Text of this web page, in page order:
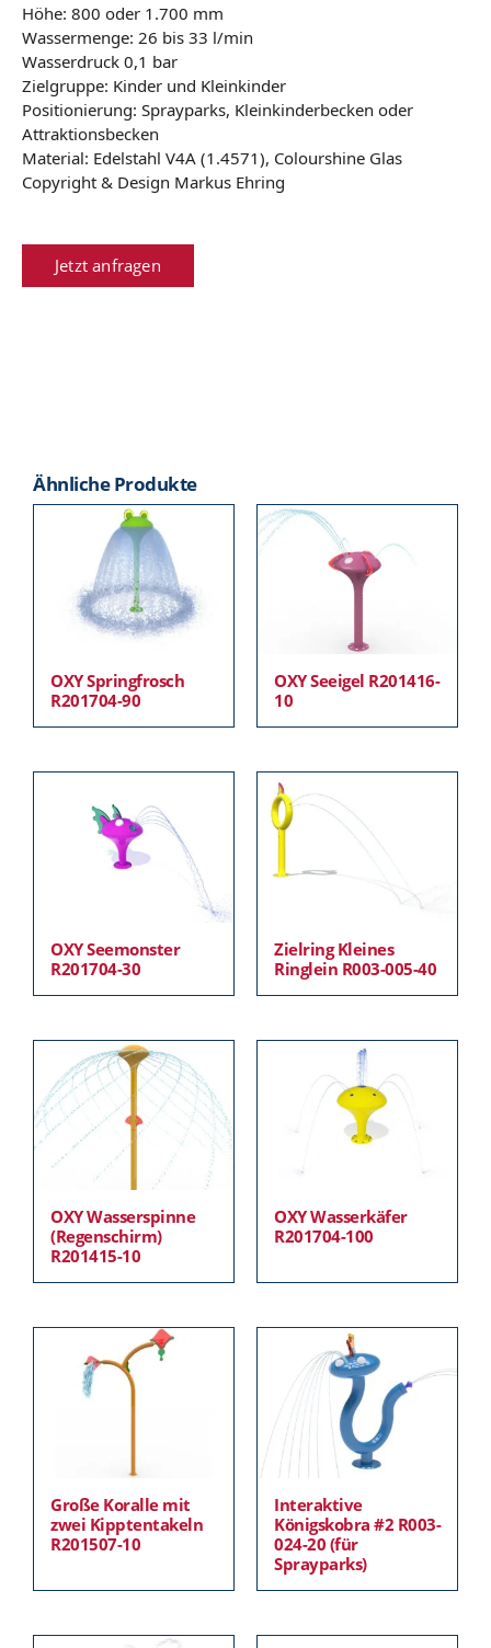
Höhe: 800 oder 1.700 mm
Wassermenge: 26 bis 33 l/min
Wasserdruck 0,1 bar
Zielgruppe: Kinder und Kleinkinder
Positionierung: Sprayparks, Kleinkinderbecken oder
Attraktionsbecken
Material: Edelstahl V4A (1.4571), Colourshine Glas
Copyright & Design Markus Ehring
Jetzt anfragen
Ähnliche Produkte
OXY Springfrosch
R201704-90
OXY Seeigel R201416-
10
OXY Seemonster
R201704-30
Zielring Kleines
Ringlein R003-005-40
OXY Wasserspinne
(Regenschirm)
R201415-10
OXY Wasserkäfer
R201704-100
Große Koralle mit
zwei Kipptentakeln
R201507-10
Interaktive
Königskobra #2 R003-
024-20 (für
Sprayparks)